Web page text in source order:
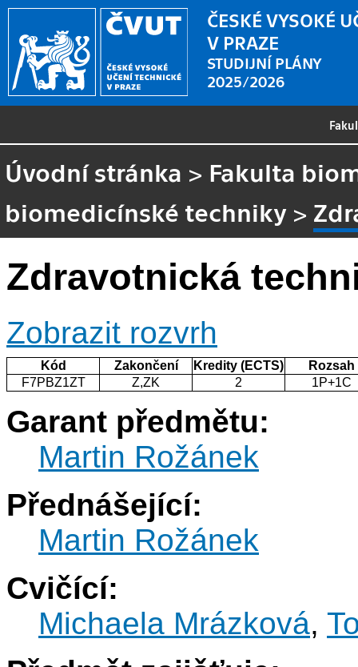
ČESKÉ VYSOKÉ
V PRAZE
STUDIJNÍ PLÁNY
2025/2026
Úvodní stránka > Fakulta
biomedicínské techniky >
Zdravotnická
Zobrazit rozvrh
Kód Zakončení Kredity (ECTS)
Rozsah
F7PBZ1ZT
Z,ZK 2 1P+1C
Garant předmětu:
Martin Rožánek
Přednášející:
Martin Rožánek
Cvičící:
Michaela Mrázková,